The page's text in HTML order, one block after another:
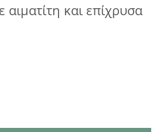
και επίχρυσα
και επίχρυσα στοιχεία ποσότητα